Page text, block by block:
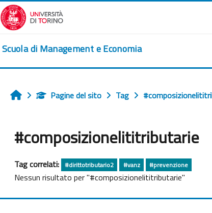
Vai al contenuto principale
Scuola di Management e Economia
HomePagine del sito Tag
#composizionelititributarie
Tag correlati: #dirittotributario2 #vanz #prevenzione
Nessun risultato per "#composizionelititributarie"